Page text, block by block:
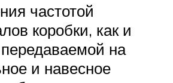
частотой
коробки, как и
на
и навесное